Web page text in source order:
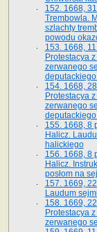
152. 1668,
Trembowla.
szlachty
powodu
153. 1668,
Protestacya
zerwanego
154. 1668,
Protestacya
zerwanego
155. 1668, 8
Halicz.
halickiego
156. 1668, 8
Halicz.
posłom na
157. 1669,
Laudum
158. 1669,
Protestacya
zerwanego